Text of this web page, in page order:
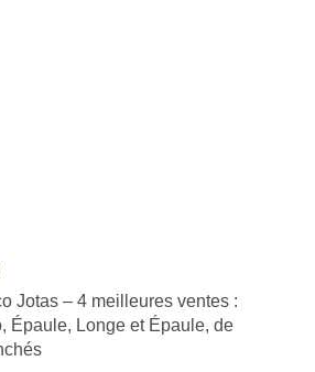
Jotas – 4 meilleures ventes :
Épaule, Longe et Épaule, de